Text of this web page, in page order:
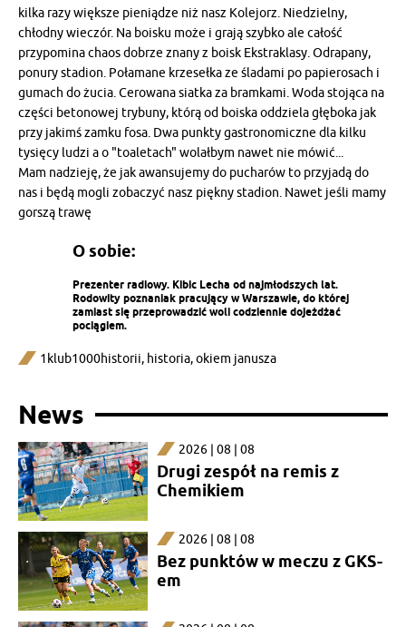
kilka razy większe pieniądze niż nasz Kolejorz. Niedzielny,
chłodny wieczór. Na boisku może i grają szybko ale całość
przypomina chaos dobrze znany z boisk Ekstraklasy. Odrapany,
ponury stadion. Połamane krzesełka ze śladami po papierosach i
gumach do żucia. Cerowana siatka za bramkami. Woda stojąca na
części betonowej trybuny, którą od boiska oddziela głęboka jak
przy jakimś zamku fosa. Dwa punkty gastronomiczne dla kilku
tysięcy ludzi a o "toaletach" wolałbym nawet nie mówić...
Mam nadzieję, że jak awansujemy do pucharów to przyjadą do
nas i będą mogli zobaczyć nasz piękny stadion. Nawet jeśli mamy
gorszą trawę
O sobie:
Prezenter radiowy. Kibic Lecha od najmłodszych lat.
Rodowity poznaniak pracujący w Warszawie, do której
zamiast się przeprowadzić woli codziennie dojeżdżać
pociągiem.
1klub1000historii, historia,okiem janusza
News
2026 | 08 | 08
Drugi zespół na remis z
Chemikiem
2026 | 08 | 08
Bez punktów w meczu z GKS-
em